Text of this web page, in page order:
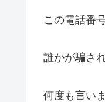
この電話番
誰かが騙さ
何度も言い